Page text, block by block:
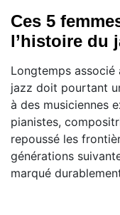
Ces 5
l’histoire du
Longtemps associé
jazz doit pourtant
à des musiciennes
pianistes,
repoussé les
générations
marqué